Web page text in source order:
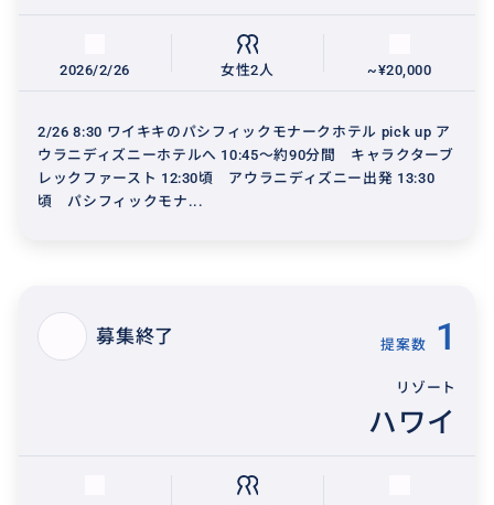
2026/2/26 女性2人 ~¥20,000
2/26 8:30 ワイキキのパシフィックモナークホテル pick up ア
ウラニディズニーホテルへ 10:45〜約90分間 キャラクターブ
レックファースト 12:30頃 アウラニディズニー出発 13:30
頃 パシフィックモナ...
募集終了 提案数 1
リゾート
ハワイ